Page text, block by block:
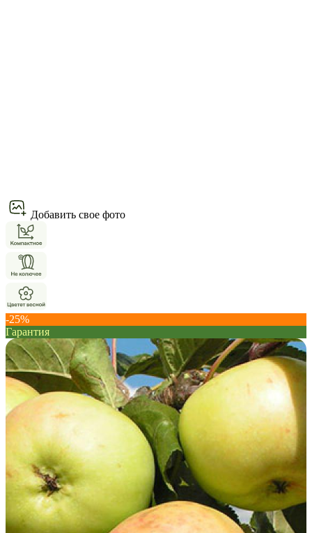
Добавить свое фото
-25%
Гарантия